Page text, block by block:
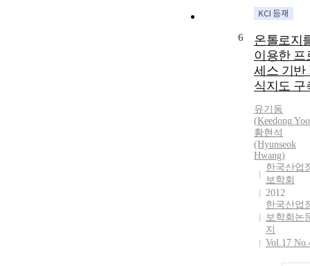
6
온톨로지
이용한 프
세스 기반
식지도 구
유기동
(Keedong Yoo
황현석
(Hyunseok
Hwang)
한국산업
보학회
2012
한국산업
보학회논
지
Vol.17